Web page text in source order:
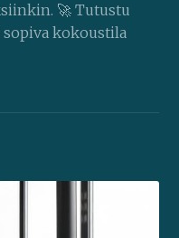
🚀 Tutustu
kokoustila